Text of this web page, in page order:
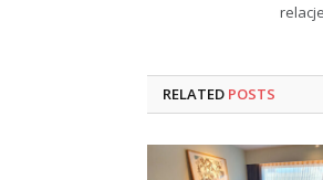
RELATED POSTS